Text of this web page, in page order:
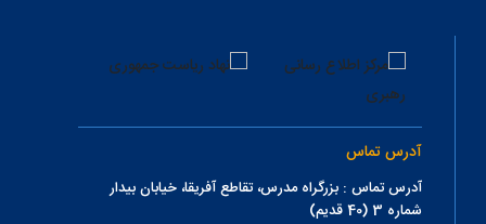
آدرس تماس
آدرس تماس : بزرگراه مدرس، تقاطع آفریقا، خیابان بیدار
شماره 3 (40 قدیم)